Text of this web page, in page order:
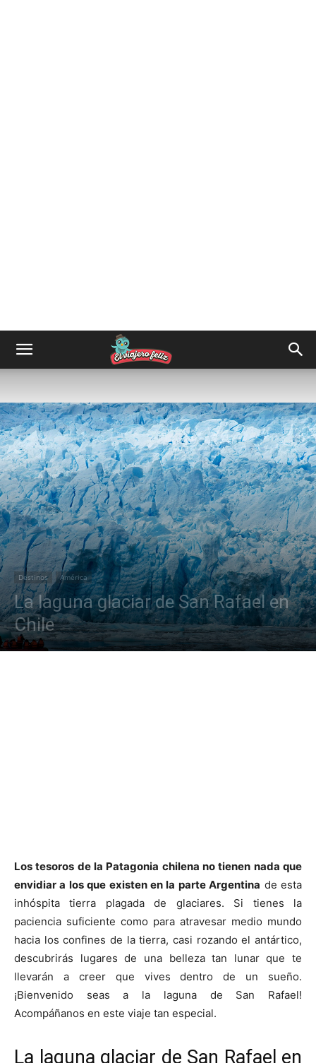
Destinos América
La laguna glaciar de San Rafael en
Chile
Los tesoros de la Patagonia chilena no tienen nada que
envidiar a los que existen en la parte Argentina de esta
inhóspita tierra plagada de glaciares. Si tienes la
paciencia suficiente como para atravesar medio mundo
hacia los confines de la tierra, casi rozando el antártico,
descubrirás lugares de una belleza tan lunar que te
llevarán a creer que vives dentro de un sueño.
¡Bienvenido seas a la laguna de San Rafael!
Acompáñanos en este viaje tan especial.
La laguna glaciar de San Rafael en